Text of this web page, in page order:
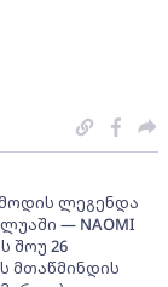
ლეგენდა
— NAOMI
შოუ 26
მთაწმინდის